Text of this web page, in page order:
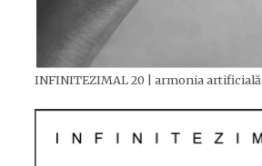
INFINITEZIMAL 20 | armonia artificială